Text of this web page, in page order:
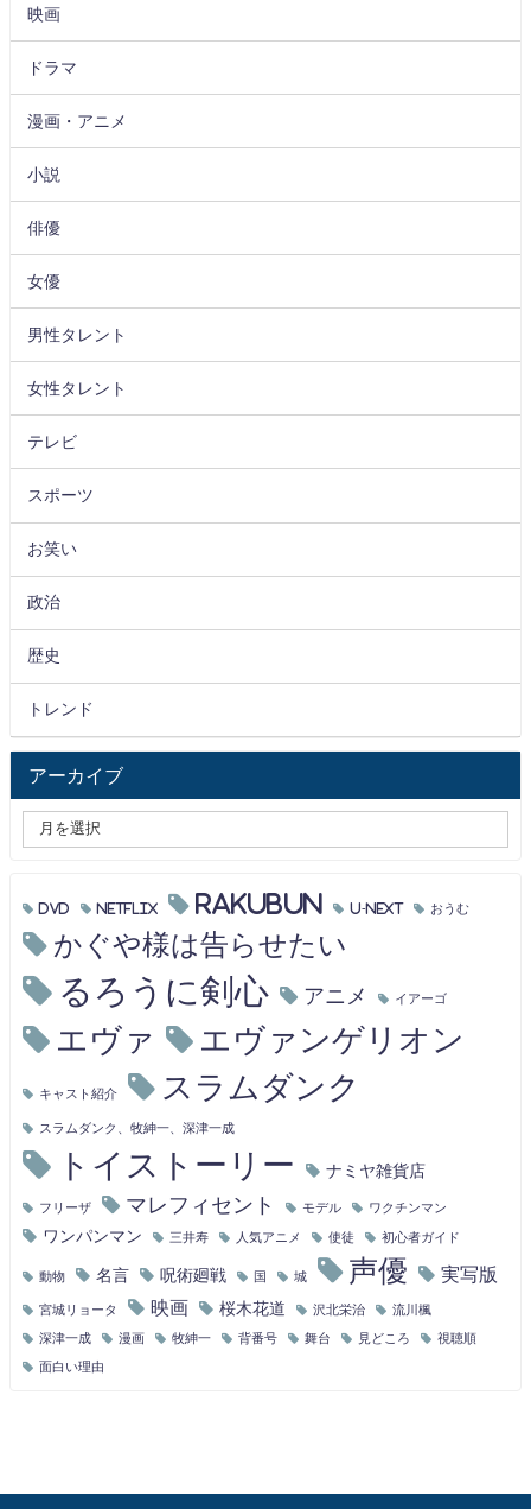
映画
ドラマ
漫画・アニメ
小説
俳優
女優
男性タレント
女性タレント
テレビ
スポーツ
お笑い
政治
歴史
トレンド
アーカイブ
DVD Netflix RAKUBUN U-NEXT おうむ
かぐや様は告らせたい
るろうに剣心 アニメ イアーゴ
エヴァ エヴァンゲリオン
キャスト紹介 スラムダンク
スラムダンク、牧紳一、深津一成
トイストーリー ナミヤ雑貨店
フリーザ マレフィセント モデル ワクチンマン
ワンパンマン 三井寿 人気アニメ 使徒 初心者ガイド
動物 名言 呪術廻戦 国 城 声優 実写版
宮城リョータ 映画 桜木花道 沢北栄治 流川楓
深津一成 漫画 牧紳一 背番号 舞台 見どころ 視聴順
面白い理由